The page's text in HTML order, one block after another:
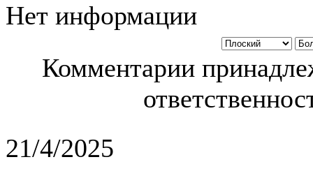
Нет информации
Комментарии
21/4/2025